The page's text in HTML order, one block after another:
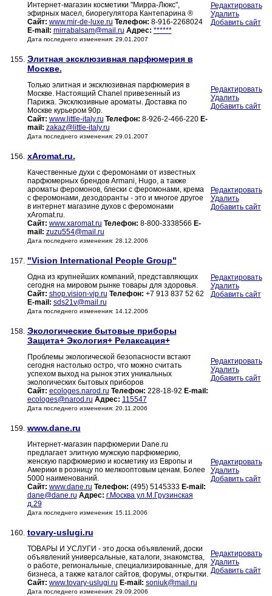
Интернет-магазин косметики "Мирра-Люкс",
эфирных масел, биорегулятора Кантепарина ®
Сайт: www.mir-de-luxe.ru Телефон: 8-916-2268024
E-mail: mirrabalsam@mail.ru Адрес: ******
Дата последнего изменения: 29.01.2007
Редактировать
Удалить
Добавить сайт
155. Элитная эксклюзивная парфюмерия в
Москве.
Только элитная и эксклюзивная парфюмерия в
Москве. Настоящий Chanel привезенный из
Парижа. Эксклюзивные ароматы. Доставка по
Москве курьером 90р.
Сайт: www.little-italy.ru Телефон: 8-926-2-466-220 E-
mail: zakaz@little-italy.ru
Дата последнего изменения: 29.01.2007
Редактировать
Удалить
Добавить сайт
156. xAromat.ru.
Качественные духи с феромонами от известных
парфюмерных брендов Armani, Hugo, а также
ароматы феромонов, блески с феромонами, крема
с феромонами, дезодоранты - это и многое другое
в интернет магазине духов с феромонами
xAromat.ru.
Сайт: www.xaromat.ru Телефон: 8-800-3338566 E-
mail: zuzu554@mail.ru
Дата последнего изменения: 28.12.2006
Редактировать
Удалить
Добавить сайт
157. "Vision International People Group"
Одна из крупнейших компаний, представляющих
сегодня на мировом рынке товары для здоровья.
Сайт: shop.vision-vip.ru Телефон: +7 913 837 52 62
E-mail: sds21v@mail.ru
Дата последнего изменения: 14.12.2006
Редактировать
Удалить
Добавить сайт
158. Экологические бытовые приборы
Защита+ Экология+ Релаксация+
Проблемы экологической безопасности встают
сегодня настолько остро, что можно считать
успехом выход на рынок этих уникальных
экологических бытовых приборов
Сайт: ecologes.narod.ru Телефон: 228-18-92 E-mail:
ecologes@narod.ru Адрес: 115547
Дата последнего изменения: 20.11.2006
Редактировать
Удалить
Добавить сайт
159. www.dane.ru
Интернет-магазин парфюмерии Dane.ru
предлагает элитную мужскую парфюмерию,
женскую парфюмерию и косметику из Европы и
Америки в розницу по мелкооптовым ценам. Более
5000 наименований.
Сайт: www.dane.ru Телефон: (495) 5145333 E-mail:
dane@dane.ru Адрес: г.Москва ул.М.Грузинская
д.29
Дата последнего изменения: 15.11.2006
Редактировать
Удалить
Добавить сайт
160. tovary-uslugi.ru
ТОВАРЫ И УСЛУГИ - это доска объявлений, доски
объявлений универсальные, каталоги, знакомства,
о работе, региональные, специализированные, для
бизнеса, а также каталог сайтов, форумы, открытки.
Сайт: www.tovary-uslugi.ru E-mail: soniuk@mail.ru
Дата последнего изменения: 29.09.2006
Редактировать
Удалить
Добавить сайт